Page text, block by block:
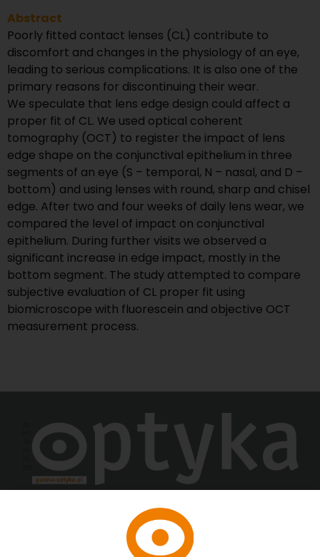
Abstract
Poorly fitted contact lenses (CL) contribute to
discomfort and changes in the physiology of an eye,
leading to serious complications. It is also one of the
primary reasons for discontinuing their wear.
We speculate that lens edge design could affect a
proper fit of CL. We used optical coherent
tomography (OCT) to register the impact of lens
edge shape on the conjunctival epithelium in three
segments of an eye (S – temporal, N – nasal, and D –
bottom) and using lenses with round, sharp and chisel
edge. After two and four weeks of daily lens wear, we
compared the level of impact on conjunctival
epithelium. During further visits we observed a
significant increase in edge impact, mostly in the
bottom segment. The study attempted to compare
subjective evaluation of CL proper fit using
biomicroscope with fluorescein and objective OCT
measurement process.
Polityka prywatności